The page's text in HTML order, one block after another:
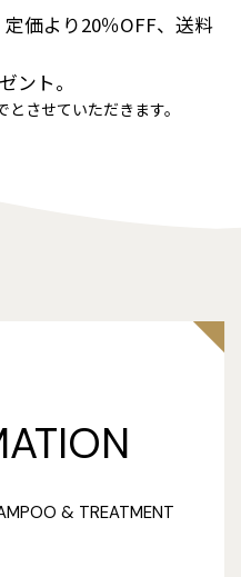
価より20％OFF、送料
ント。
させていただきます。
& TREATMENT